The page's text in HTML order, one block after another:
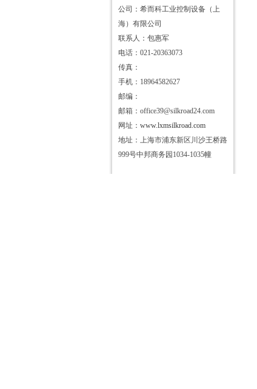
公司：希而科工业控制设备（上
海）有限公司
联系人：包惠军
电话：021-20363073
传真：
手机：18964582627
邮编：
邮箱：office39@silkroad24.com
网址： www.lxmsilkroad.com
地址：上海市浦东新区川沙王桥路
999号中邦商务园1034-1035幢